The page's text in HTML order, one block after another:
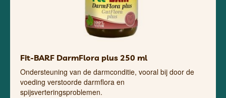
Fit-BARF DarmFlora plus 250 ml
Ondersteuning van de darmconditie, vooral bij door de
voeding verstoorde darmflora en
spijsverteringsproblemen.